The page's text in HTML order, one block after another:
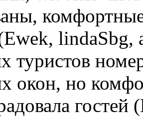
lindaSbg,
туристов
окон, но
гостей